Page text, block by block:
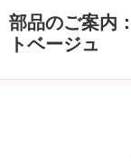
部品のご案内：
トベージュ